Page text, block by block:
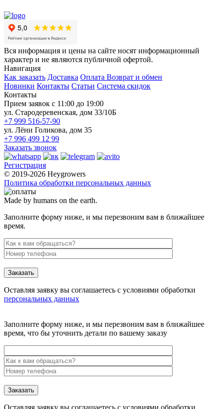
Вся информация и цены на сайте носят информационный
характер и не являются публичной офертой.
Навигация
Как заказать Доставка Оплата Возврат и обмен
Новинки Контакты Статьи Система скидок
Контакты
Прием заявок с 11:00 до 19:00
ул. Стародеревенская, дом 33/10Б
+7 999 516-57-90
ул. Лёни Голикова, дом 35
+7 996 499 12 99
Заказать звонок
Регистрация
© 2019-2026 Heygrowers
Политика обработки персональных данных
Made by humans on the earth.
Заполните форму ниже, и мы перезвоним вам в ближайшее
время.
Заказать
Оставляя заявку вы соглашаетесь с условиями обработки
персональных данных
Заполните форму ниже, и мы перезвоним вам в ближайшее
время, что бы уточнить детали по вашему заказу
Заказать
Оставляя заявку вы соглашаетесь с условиями обработки